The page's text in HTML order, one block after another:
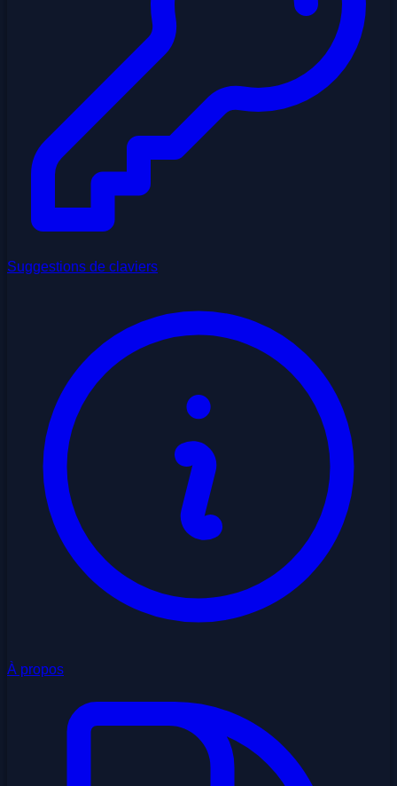
Suggestions de claviers
À propos